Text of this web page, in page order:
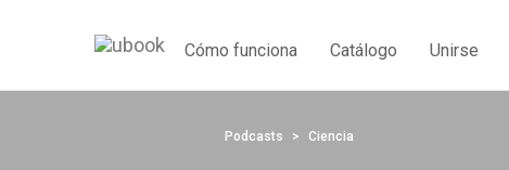
Cómo funciona Catálogo Unirse
Podcasts Ciencia